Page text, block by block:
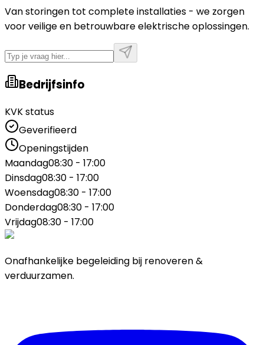
Van storingen tot complete installaties - we zorgen
voor veilige en betrouwbare elektrische oplossingen.
Bedrijfsinfo
KVK status
Geverifieerd
Openingstijden
Maandag08:30 - 17:00
Dinsdag08:30 - 17:00
Woensdag08:30 - 17:00
Donderdag08:30 - 17:00
Vrijdag08:30 - 17:00
Onafhankelijke begeleiding bij renoveren &
verduurzamen.